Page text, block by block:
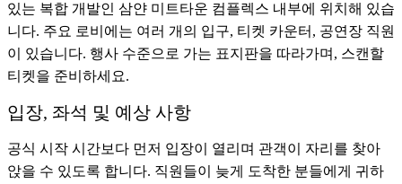
있는 복합 개발인 삼얀 미트타운 컴플렉스 내부에 위치해 있습
니다. 주요 로비에는 여러 개의 입구, 티켓 카운터, 공연장 직원
이 있습니다. 행사 수준으로 가는 표지판을 따라가며, 스캔할
티켓을 준비하세요.
입장, 좌석 및 예상 사항
공식 시작 시간보다 먼저 입장이 열리며 관객이 자리를 찾아
앉을 수 있도록 합니다. 직원들이 늦게 도착한 분들에게 귀하